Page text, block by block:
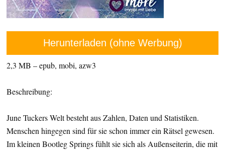
Herunterladen (ohne Werbung)
2,3 MB – epub, mobi, azw3
Beschreibung:
June Tuckers Welt besteht aus Zahlen, Daten und Statistiken.
Menschen hingegen sind für sie schon immer ein Rätsel gewesen.
Im kleinen Bootleg Springs fühlt sie sich als Außenseiterin, die mit